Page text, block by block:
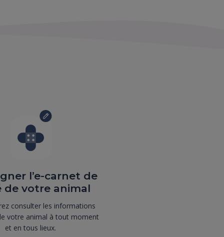
l’e-carnet de
de votre animal
consulter les informations
votre animal à tout moment
et en tous lieux.